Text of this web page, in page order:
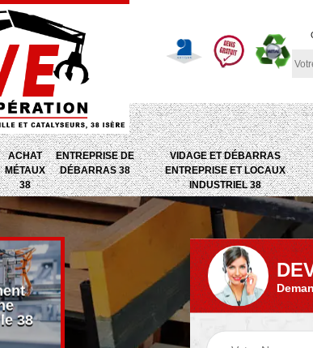
ACHAT
MÉTAUX
38
ENTREPRISE DE
DÉBARRAS 38
VIDAGE ET DÉBARRAS
ENTREPRISE ET LOCAUX
INDUSTRIEL 38
38
Entreprise de
débarras 38